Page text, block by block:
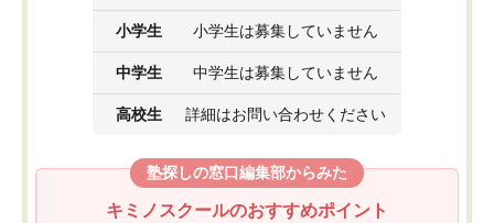
小学生 小学生は募集していません
中学生 中学生は募集していません
高校生 詳細はお問い合わせください
塾探しの窓口編集部からみた
キミノスクールのおすすめポイント